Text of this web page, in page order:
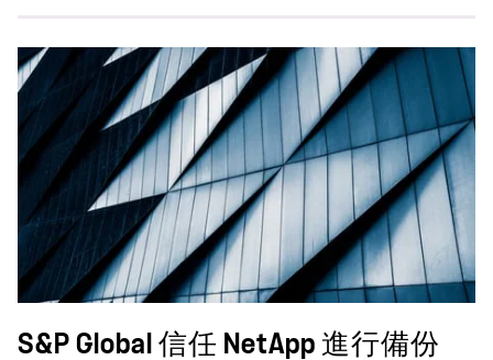
S&P Global 信任 NetApp 進行備份